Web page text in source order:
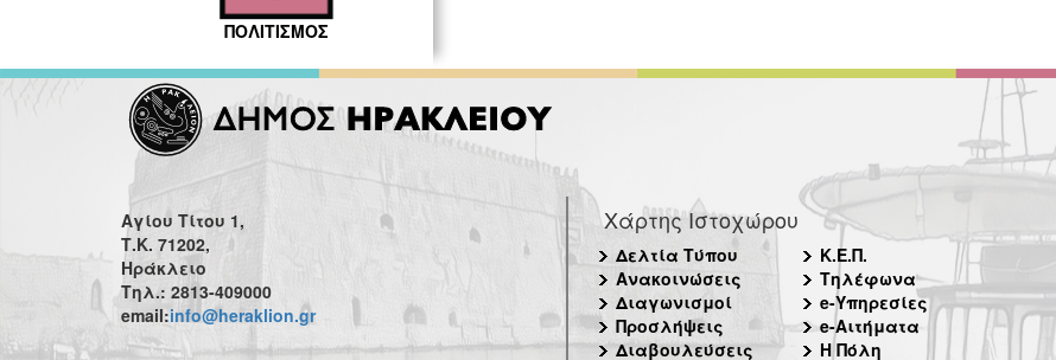
ΠΟΛΙΤΙΣΜΟΣ
Αγίου Τίτου 1,
Τ.Κ. 71202,
Ηράκλειο
Τηλ.: 2813-409000
email:info@heraklion.gr
Χάρτης Ιστοχώρου
Δελτία Τύπου
Ανακοινώσεις
Διαγωνισμοί
Προσλήψεις
Διαβουλεύσεις
Κ.Ε.Π.
Τηλέφωνα
e-Υπηρεσίες
e-Αιτήματα
Η Πόλη